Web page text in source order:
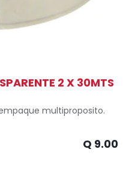
2 X 30MTS
multiproposito.
de PP.
Q 9.00